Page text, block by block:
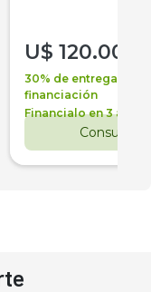
U$ 120.000
30% de entrega +
financiación
Financialo en 3 años
Consultar